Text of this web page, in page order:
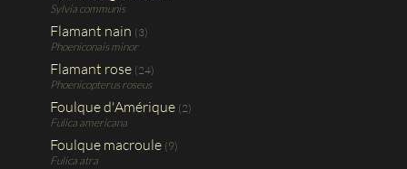
Sylvia communis
Flamant nain (3)
Phoeniconais minor
Flamant rose (24)
Phoenicopterus roseus
Foulque d'Amérique (2)
Fulica americana
Foulque macroule (9)
Fulica atra